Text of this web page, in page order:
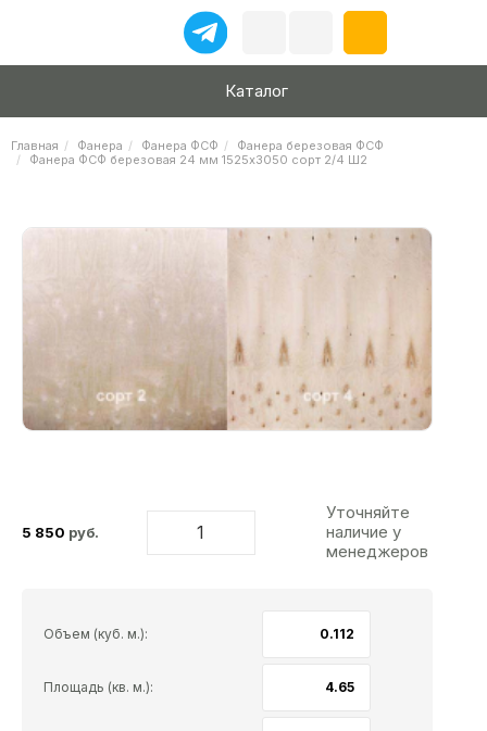
Каталог
Главная Фанера Фанера ФСФ
Фанера березовая ФСФ
Фанера ФСФ березовая 24 мм 1525х3050 сорт 2/4 Ш2
5 850 руб.
Уточняйте
наличие у
менеджеров
Объем (куб. м.):
Площадь (кв. м.):